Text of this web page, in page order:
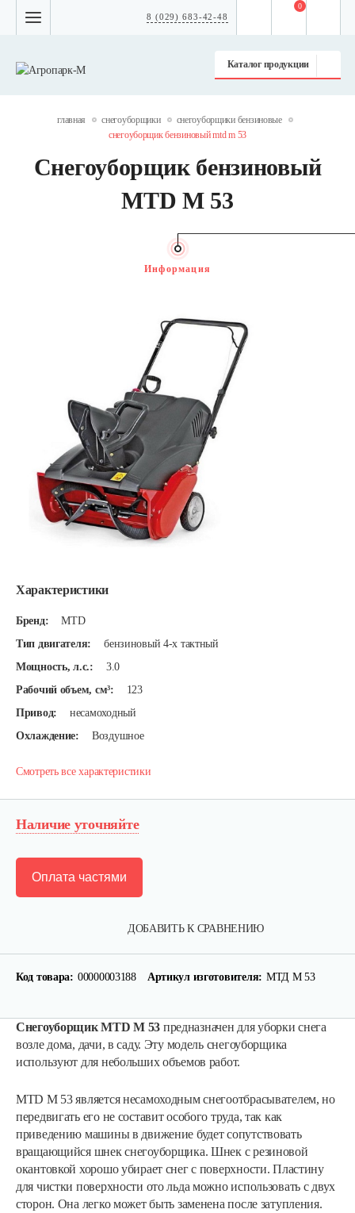
8 (029) 683-42-48
Каталог продукции
0
главная снегоуборщики
снегоуборщики бензиновые
снегоуборщик бензиновый mtd m 53
Снегоуборщик бензиновый
MTD M 53
Характеристики
Бренд:
MTD
Тип двигателя:
бензиновый 4-х тактный
Мощность, л.с.:
3.0
Рабочий объем, см³:
123
Привод:
несамоходный
Охлаждение:
Воздушное
Смотреть все характеристики
Информация
Наличие уточняйте
ДОБАВИТЬ К СРАВНЕНИЮ
Оплата частями
Код товара: 00000003188 Артикул изготовителя: МТД М 53
Снегоуборщик MTD M 53 предназначен для уборки снега
возле дома, дачи, в саду. Эту модель снегоуборщика
используют для небольших объемов работ.
MTD M 53 является несамоходным снегоотбрасывателем, но
передвигать его не составит особого труда, так как
приведению машины в движение будет сопутствовать
вращающийся шнек снегоуборщика. Шнек с резиновой
окантовкой хорошо убирает снег с поверхности. Пластину
для чистки поверхности ото льда можно использовать с двух
сторон. Она легко может быть заменена после затупления.